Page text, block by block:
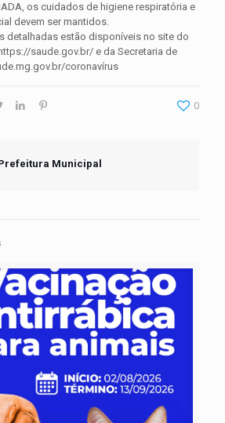
os cuidados de higiene respiratória e
devem ser mantidos.
detalhadas estão disponíveis no site do
saude.gov.br/ e da Secretaria de
coronavírus
0
Municipal